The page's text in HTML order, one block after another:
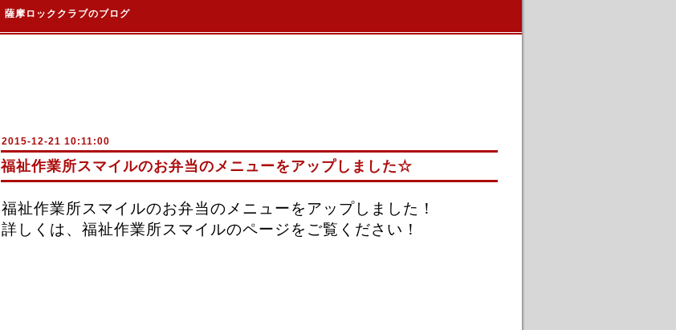
薩摩ロッククラブのブログ
2015-12-21 10:11:00
福祉作業所スマイルのお弁当のメニューをアップしました☆
福祉作業所スマイルのお弁当のメニューをアップしました！
詳しくは、福祉作業所スマイルのページをご覧ください！